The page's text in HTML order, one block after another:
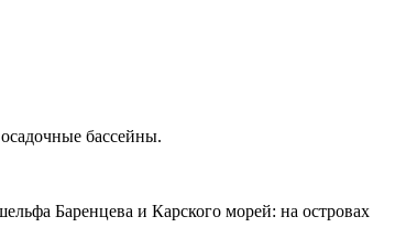
бассейны.
Баренцева и Карского морей: на островах